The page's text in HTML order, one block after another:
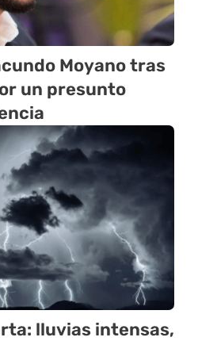
Moyano tras
un presunto
lluvias intensas,